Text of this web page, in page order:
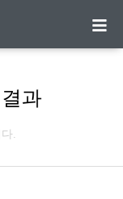
과
.